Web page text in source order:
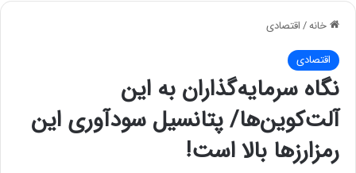
خانه/اقتصادی
اقتصادی
نگاه سرمایه‌گذاران به این
آلت‌کوین‌ها/ پتانسیل سودآوری این
رمزارزها بالا است!